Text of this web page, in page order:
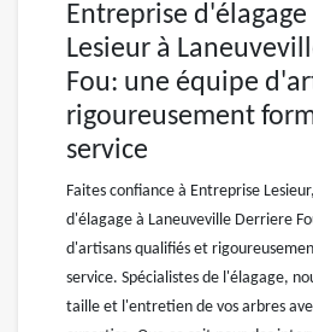
Entreprise
Lesieur à
Fou: une équipe
rigoureusement
service
Faites confiance à Entreprise
d'élagage à Laneuveville Derriere
d'artisans qualifiés et
service. Spécialistes de l'élagage,
taille et l'entretien de vos arbres